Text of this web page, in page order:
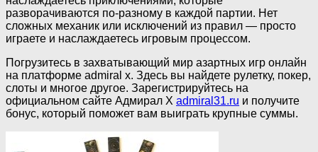
разворачиваются по-разному в каждой партии. Нет
сложных механик или исключений из правил — просто
играете и наслаждаетесь игровым процессом.
Погрузитесь в захватывающий мир азартных игр онлайн
на платформе admiral x. Здесь вы найдете рулетку, покер,
слоты и многое другое. Зарегистрируйтесь на
официальном сайте Адмирал Х admiral31.ru и получите
бонус, который поможет вам выиграть крупные суммы.